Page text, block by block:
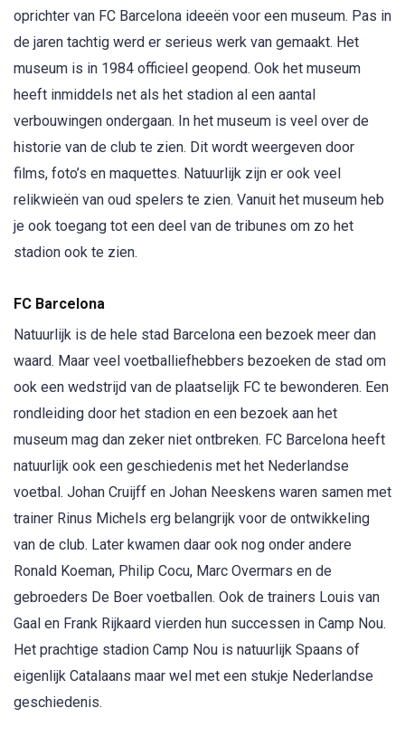
oprichter van FC Barcelona ideeën voor een museum. Pas in
de jaren tachtig werd er serieus werk van gemaakt. Het
museum is in 1984 officieel geopend. Ook het museum
heeft inmiddels net als het stadion al een aantal
verbouwingen ondergaan. In het museum is veel over de
historie van de club te zien. Dit wordt weergeven door
films, foto’s en maquettes. Natuurlijk zijn er ook veel
relikwieën van oud spelers te zien. Vanuit het museum heb
je ook toegang tot een deel van de tribunes om zo het
stadion ook te zien.
FC Barcelona
Natuurlijk is de hele stad Barcelona een bezoek meer dan
waard. Maar veel voetballiefhebbers bezoeken de stad om
ook een wedstrijd van de plaatselijk FC te bewonderen. Een
rondleiding door het stadion en een bezoek aan het
museum mag dan zeker niet ontbreken. FC Barcelona heeft
natuurlijk ook een geschiedenis met het Nederlandse
voetbal. Johan Cruijff en Johan Neeskens waren samen met
trainer Rinus Michels erg belangrijk voor de ontwikkeling
van de club. Later kwamen daar ook nog onder andere
Ronald Koeman, Philip Cocu, Marc Overmars en de
gebroeders De Boer voetballen. Ook de trainers Louis van
Gaal en Frank Rijkaard vierden hun successen in Camp Nou.
Het prachtige stadion Camp Nou is natuurlijk Spaans of
eigenlijk Catalaans maar wel met een stukje Nederlandse
geschiedenis.